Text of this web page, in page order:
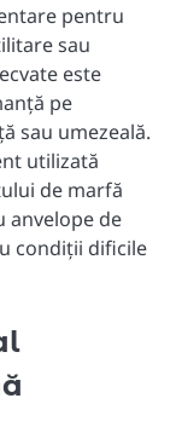
pentru
sau
este
pe
sau umezeală.
utilizată
de marfă
anvelope de
condiții dificile